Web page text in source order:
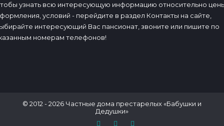
узнать всю интересующую информацию относительно
условий - перейдите в раздел Контакты на сайте,
интересующий Вас пансионат, звоните или пишите по
номерам телефонов!
© 2012 - 2026 Частные дома престарелых «Бабушки и
Дедушки»